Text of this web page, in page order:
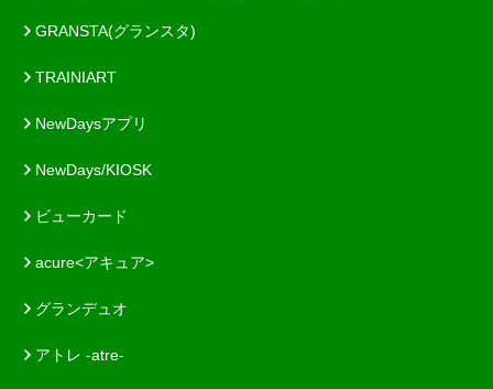
GRANSTA(グランスタ)
TRAINIART
NewDaysアプリ
NewDays/KIOSK
ビューカード
acure<アキュア>
グランデュオ
アトレ -atre-